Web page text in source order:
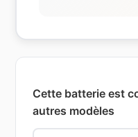
Cette batterie est
autres modèles